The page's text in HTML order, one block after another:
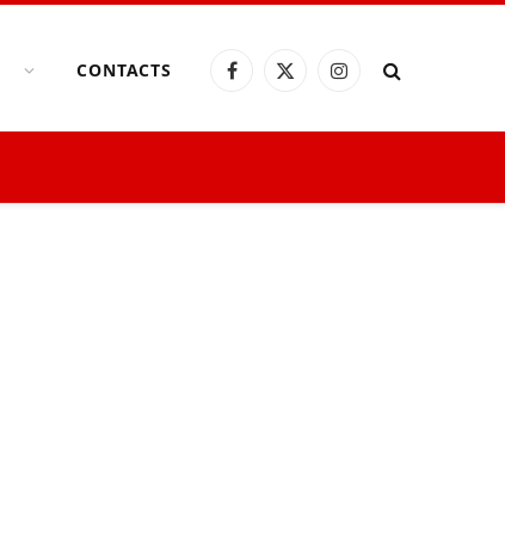
CONTACTS Facebook
X
Instagram